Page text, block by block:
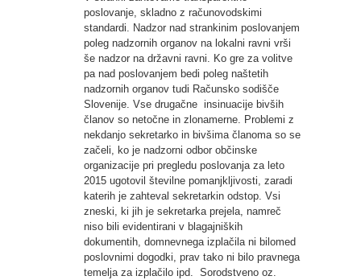
poslovanje, skladno z računovodskimi
standardi. Nadzor nad strankinim poslovanjem
poleg nadzornih organov na lokalni ravni vrši
še nadzor na državni ravni. Ko gre za volitve
pa nad poslovanjem bedi poleg naštetih
nadzornih organov tudi Računsko sodišče
Slovenije. Vse drugačne insinuacije bivših
članov so netočne in zlonamerne. Problemi z
nekdanjo sekretarko in bivšima članoma so se
začeli, ko je nadzorni odbor občinske
organizacije pri pregledu poslovanja za leto
2015 ugotovil številne pomanjkljivosti, zaradi
katerih je zahteval sekretarkin odstop. Vsi
zneski, ki jih je sekretarka prejela, namreč
niso bili evidentirani v blagajniških
dokumentih, domnevnega izplačila ni bilomed
poslovnimi dogodki, prav tako ni bilo pravnega
temelja za izplačilo ipd. Sorodstveno oz.